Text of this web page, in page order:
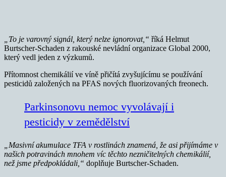
„To je varovný signál, který nelze ignorovat,“ říká Helmut
Burtscher-Schaden z rakouské nevládní organizace Global 2000,
který vedl jeden z výzkumů.
Přítomnost chemikálií ve víně přičítá zvyšujícímu se používání
pesticidů založených na PFAS nových fluorizovaných freonech.
Parkinsonovu nemoc vyvolávají i
pesticidy v zemědělství
„Masivní akumulace TFA v rostlinách znamená, že asi přijímáme v
našich potravinách mnohem víc těchto nezničitelných chemikálií,
než jsme předpokládali,“ doplňuje Burtscher-Schaden.